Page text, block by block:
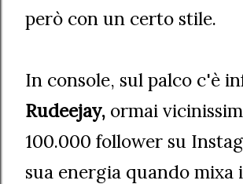
però con un certo stile.
In console, sul palco c'è
Rudeejay, ormai
100.000 follower su
sua energia quando mixa